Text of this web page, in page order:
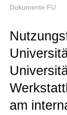
Dokumente FU
am